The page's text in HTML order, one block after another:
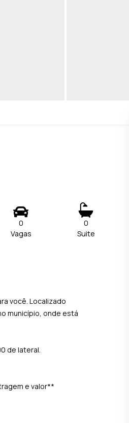
0
Vagas
0
Suite
você. Localizado
município, onde está
de lateral.
e valor**